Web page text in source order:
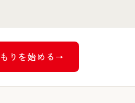
りを始める